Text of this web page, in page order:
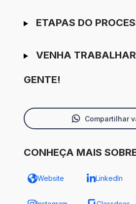
ETAPAS DO
VENHA
GENTE!
Compartilhar
CONHEÇA MAIS
Website LinkedIn